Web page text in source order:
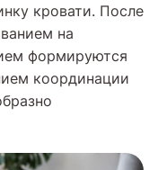
кровати. После
на
формируются
координации